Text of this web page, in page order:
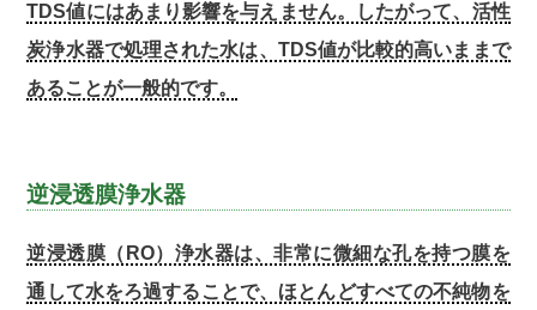
TDS値にはあまり影響を与えません。したがって、活性
炭浄水器で処理された水は、TDS値が比較的高いままで
あることが一般的です。
逆浸透膜浄水器
逆浸透膜（RO）浄水器は、非常に微細な孔を持つ膜を
通して水をろ過することで、ほとんどすべての不純物を